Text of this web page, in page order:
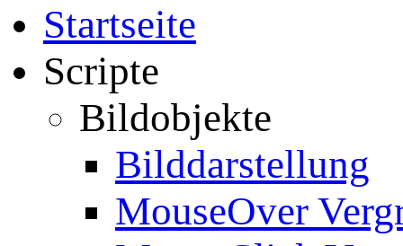
Startseite
Scripte
Bildobjekte
Bilddarstellung
MouseOver